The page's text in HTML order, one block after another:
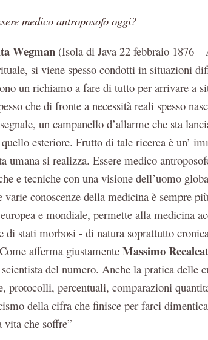
medico antroposofo oggi?
Wegman (Isola di Java 22 febbraio 1876
si viene spesso condotti in situazioni
un richiamo a fare di tutto per arrivare a
che di fronte a necessità reali spesso
un campanello d’allarme che sta
esteriore. Frutto di tale ricerca è un’
umana si realizza. Essere medico
e tecniche con una visione dell’uomo
conoscenze della medicina è sempre
e mondiale, permette alla medicina
di stati morbosi - di natura soprattutto
afferma giustamente Massimo
del numero. Anche la pratica
protocolli, percentuali, comparazioni
della cifra che finisce per farci
vita che soffre”